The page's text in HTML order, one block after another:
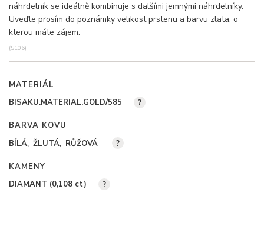
náhrdelník se ideálně kombinuje s dalšími jemnými náhrdelníky.
Uveďte prosím do poznámky velikost prstenu a barvu zlata, o
kterou máte zájem.
(S106)
MATERIÁL
BISAKU.MATERIAL.GOLD/585
?
BARVA KOVU
BÍLÁ ŽLUTÁ RŮŽOVÁ ?
KAMENY
DIAMANT (0,108 ct) ?